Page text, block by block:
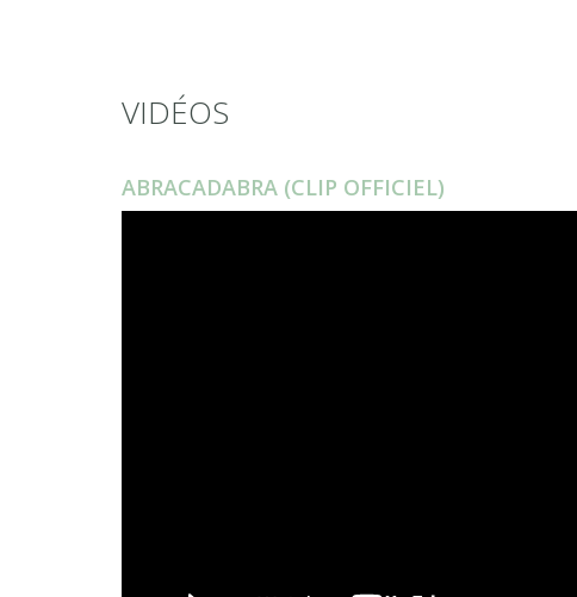
VIDÉOS
ABRACADABRA (CLIP OFFICIEL)